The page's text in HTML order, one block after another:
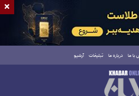
با ما درباره ما تبلیغات آرشیو
×